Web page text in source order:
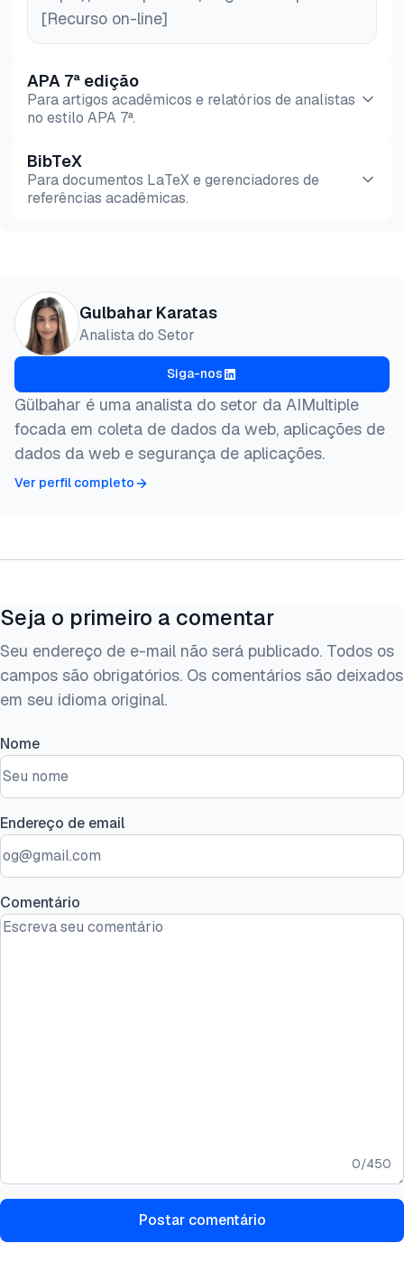
[Recurso on-line]
APA 7ª edição
Para artigos acadêmicos e relatórios de analistas
no estilo APA 7ª.
Pré-
visualização
HTML
BibTeX
Para documentos LaTeX e gerenciadores de
referências acadêmicas.
@misc{karatas2026,
  author = {Karatas, Gulbahar},
title  = {{Bright Data Proxies: Recursos e
  year   = {2026},
howpublished    = {\url{https://aimultiple.com/
  note   = {AIMultiple. Acessado em 5 Maio 2026}
}
Gulbahar Karatas
Analista do Setor
Siga-nos
Gülbahar é uma analista do setor da AIMultiple
focada em coleta de dados da web, aplicações de
dados da web e segurança de aplicações.
Ver perfil completo
Seja o primeiro a comentar
Seu endereço de e-mail não será publicado. Todos os
campos são obrigatórios. Os comentários são deixados
em seu idioma original.
Nome
Endereço de email
Comentário
0/450
Postar comentário